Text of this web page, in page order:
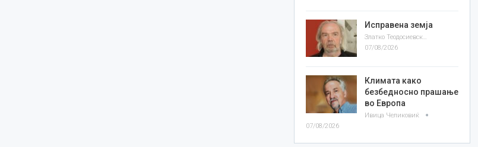
Исправена земја
Златко Теодосиевски
07/08/2026
Климата како
безбедносно прашање
во Европа
Ивица Челиковиќ
07/08/2026